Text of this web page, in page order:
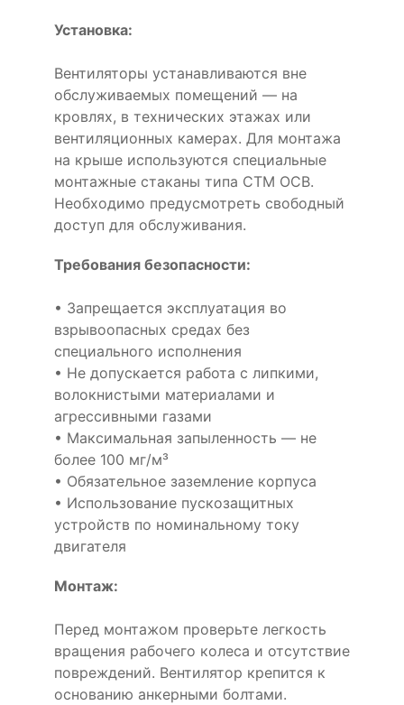
Установка:
Вентиляторы устанавливаются вне
обслуживаемых помещений — на
кровлях, в технических этажах или
вентиляционных камерах. Для монтажа
на крыше используются специальные
монтажные стаканы типа СТМ ОСВ.
Необходимо предусмотреть свободный
доступ для обслуживания.
Требования безопасности:
• Запрещается эксплуатация во
взрывоопасных средах без
специального исполнения
• Не допускается работа с липкими,
волокнистыми материалами и
агрессивными газами
• Максимальная запыленность — не
более 100 мг/м³
• Обязательное заземление корпуса
• Использование пускозащитных
устройств по номинальному току
двигателя
Монтаж:
Перед монтажом проверьте легкость
вращения рабочего колеса и отсутствие
повреждений. Вентилятор крепится к
основанию анкерными болтами.